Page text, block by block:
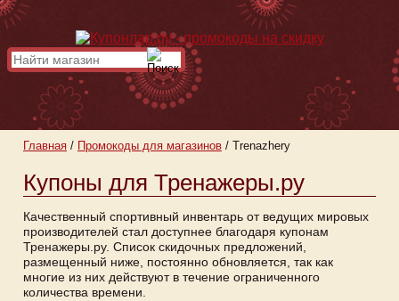
Главная / Промокоды для магазинов / Trenazhery
Купоны для Тренажеры.ру
Качественный спортивный инвентарь от ведущих мировых
производителей стал доступнее благодаря купонам
Тренажеры.ру. Список скидочных предложений,
размещенный ниже, постоянно обновляется, так как
многие из них действуют в течение ограниченного
количества времени.